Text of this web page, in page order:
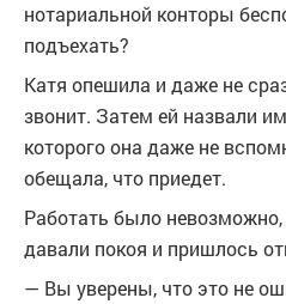
нотариальной конторы
подъехать?
Катя опешила и даже не
звонит. Затем ей назвали
которого она даже не
обещала, что приедет.
Работать было
давали покоя и пришлось
— Вы уверены, что это не